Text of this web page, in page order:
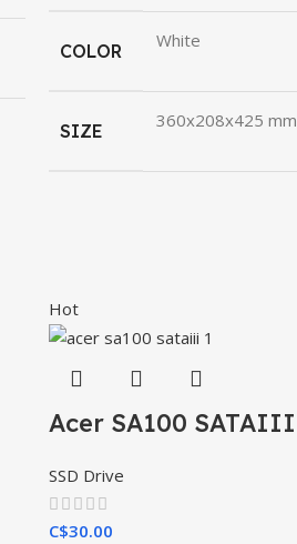
COLOR White
SIZE 360x208x425 mm
Hot
Acer SA100 SATAIII
SSD Drive
C$30.00